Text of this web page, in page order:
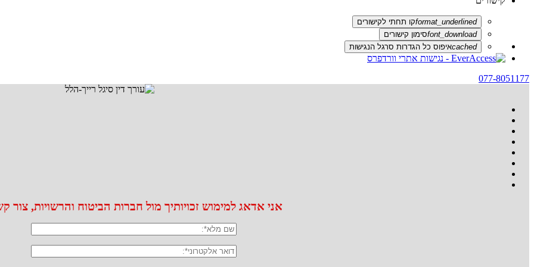
format_underlinedקו תחתי לקישורים
font_downloadסימון קישורים
cachedאיפוס כל הגדרות סרגל הנגישות
077-8051177
אני אדאג למימוש זכויותיך מול חברות הביטוח והרשויות, צור